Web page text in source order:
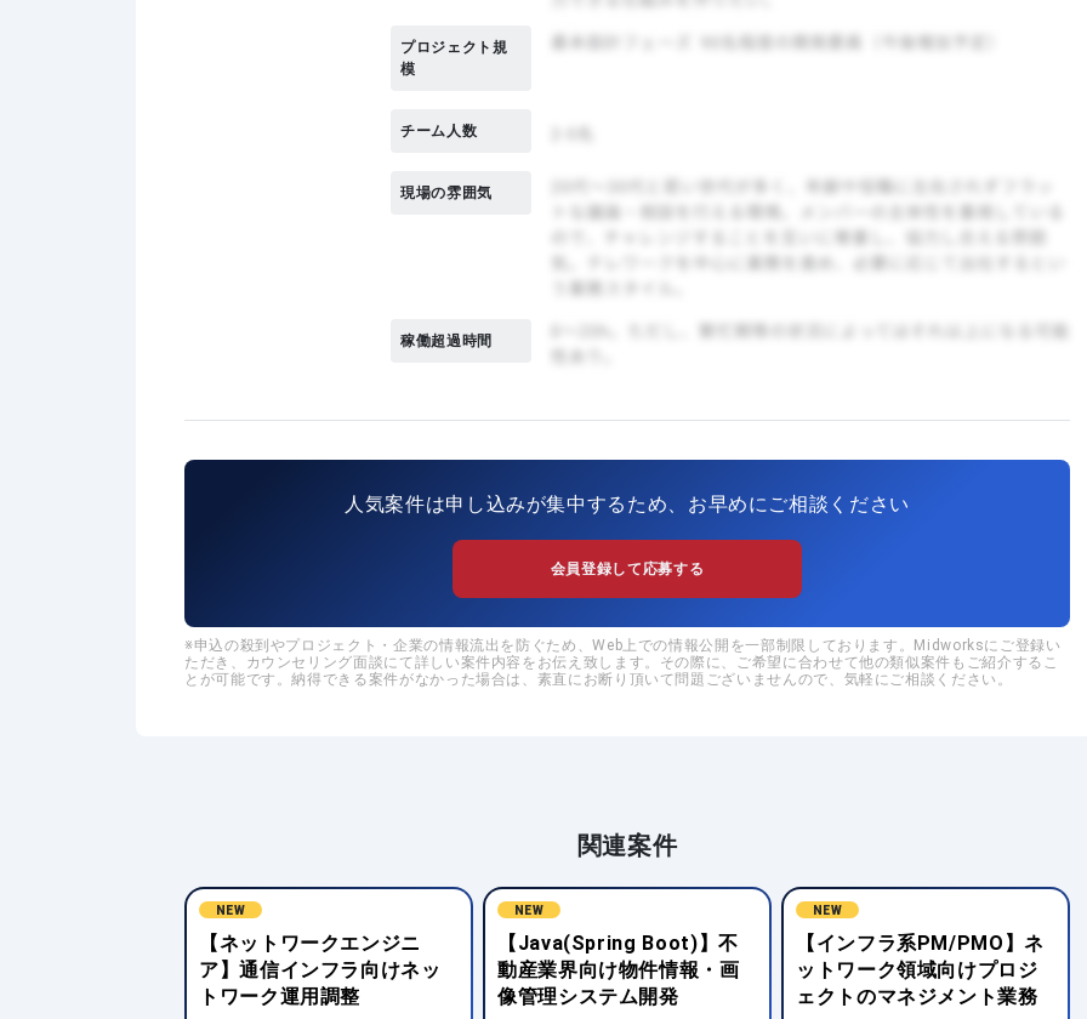
プロジェクト規
模
チーム人数
現場の雰囲気
稼働超過時間
人気案件は申し込みが集中するため、お早めにご相談ください
会員登録して応募する
申込の殺到やプロジェクト・企業の情報流出を防ぐため、Web上での情報公開を一部制限しております。Midworksにご登録い
ただき、カウンセリング面談にて詳しい案件内容をお伝え致します。その際に、ご希望に合わせて他の類似案件もご紹介するこ
とが可能です。納得できる案件がなかった場合は、素直にお断り頂いて問題ございませんので、気軽にご相談ください。
関連案件
NEW
【Java(Spring Boot)】不
動産業界向け物件情報・画
像管理システム開発
NEW
【インフラ系PM/PMO】ネ
ットワーク領域向けプロジ
ェクトのマネジメント業務
【インフラ系PM/PMO】医
療機関向けSaaSサービスの
VPN接続基盤構築